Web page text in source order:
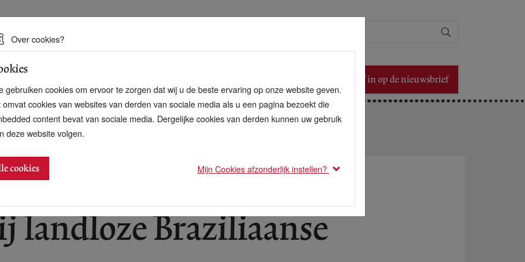
duurzame toekomst
Schrijf in op de nieuwsbrief
boeren kunnen helpen
landloze Braziliaanse
Over cookies?
gebruiken cookies om ervoor te zorgen dat wij u de beste ervaring op onze website geven.
omvat cookies van websites van derden van sociale media als u een pagina bezoekt die
content bevat van sociale media. Dergelijke cookies van derden kunnen uw gebruik
deze website volgen.
cookies Mijn Cookies afzonderlijk instellen?